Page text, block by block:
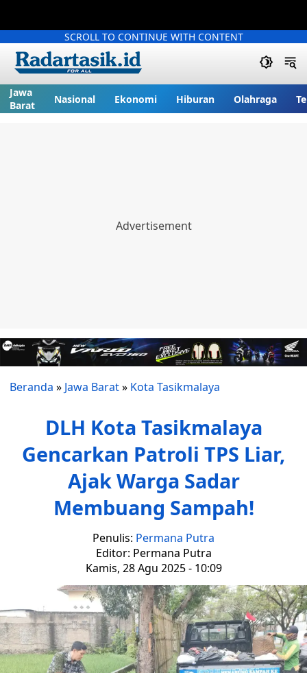
SCROLL TO CONTINUE WITH CONTENT
Jawa
Barat
Nasional Ekonomi Hiburan Olahraga
Beranda » Jawa Barat» Kota Tasikmalaya
DLH Kota Tasikmalaya
Gencarkan Patroli TPS Liar,
Ajak Warga Sadar
Membuang Sampah!
Penulis: Permana Putra
Editor: Permana Putra
Kamis, 28 Agu 2025 - 10:09